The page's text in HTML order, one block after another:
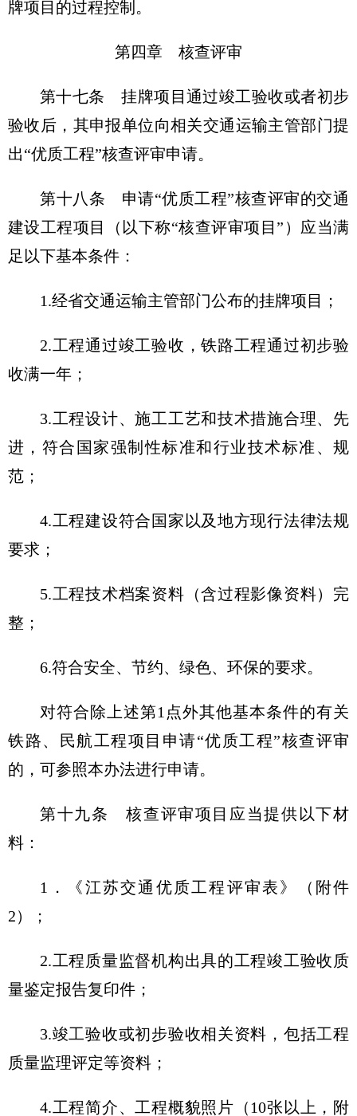
牌项目的过程控制。
第四章 核查评审
第十七条 挂牌项目通过竣工验收或者初步
验收后，其申报单位向相关交通运输主管部门提
出“优质工程”核查评审申请。
第十八条 申请“优质工程”核查评审的交通
建设工程项目（以下称“核查评审项目”）应当满
足以下基本条件：
1.经省交通运输主管部门公布的挂牌项目；
2.工程通过竣工验收，铁路工程通过初步验
收满一年；
3.工程设计、施工工艺和技术措施合理、先
进，符合国家强制性标准和行业技术标准、规
范；
4.工程建设符合国家以及地方现行法律法规
要求；
5.工程技术档案资料（含过程影像资料）完
整；
6.符合安全、节约、绿色、环保的要求。
对符合除上述第1点外其他基本条件的有关
铁路、民航工程项目申请“优质工程”核查评审
的，可参照本办法进行申请。
第十九条 核查评审项目应当提供以下材
料：
1．《江苏交通优质工程评审表》（附件
2）；
2.工程质量监督机构出具的工程竣工验收质
量鉴定报告复印件；
3.竣工验收或初步验收相关资料，包括工程
质量监理评定等资料；
4.工程简介、工程概貌照片（10张以上，附